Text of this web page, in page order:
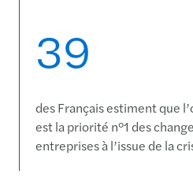
39
des Français estiment que
est la priorité n°1 des
entreprises à l’issue de la